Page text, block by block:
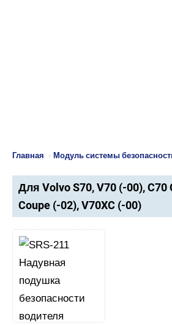
Главная › Модуль системы
Для Volvo S70, V70 (-00), C70
Coupe (-02), V70XC (-00)